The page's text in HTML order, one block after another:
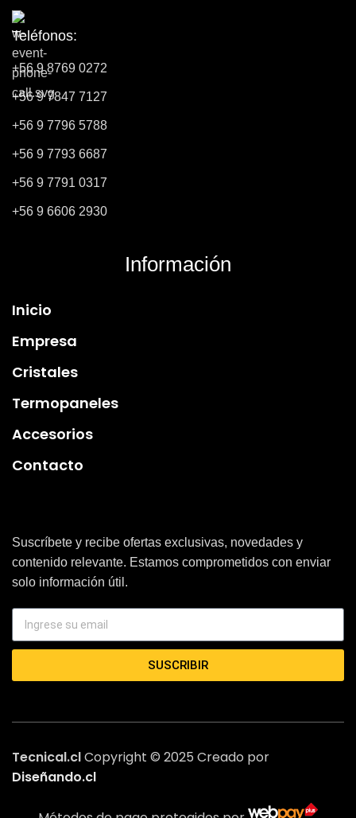
Teléfonos:
+56 9 8769 0272
+56 9 7847 7127
+56 9 7796 5788
+56 9 7793 6687
+56 9 7791 0317
+56 9 6606 2930
Información
Inicio
Empresa
Cristales
Termopaneles
Accesorios
Contacto
Suscríbete y recibe ofertas exclusivas, novedades y
contenido relevante. Estamos comprometidos con enviar
solo información útil.
SUSCRIBIR
Tecnical.clCopyright © 2025 Creado por
Diseñando.cl